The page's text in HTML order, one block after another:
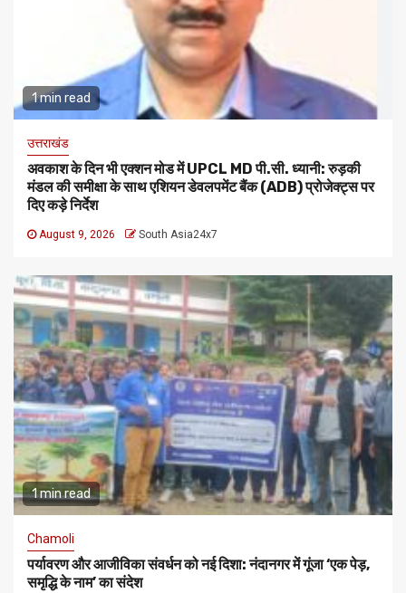
1 min read
उत्तराखंड
अवकाश के दिन भी एक्शन मोड में UPCL MD पी.सी. ध्यानी: रुड़की
मंडल की समीक्षा के साथ एशियन डेवलपमेंट बैंक (ADB) प्रोजेक्ट्स पर
दिए कड़े निर्देश
August 9, 2026 South Asia24x7
1 min read
Chamoli
पर्यावरण और आजीविका संवर्धन को नई दिशा: नंदानगर में गूंजा ‘एक पेड़,
समृद्धि के नाम’ का संदेश